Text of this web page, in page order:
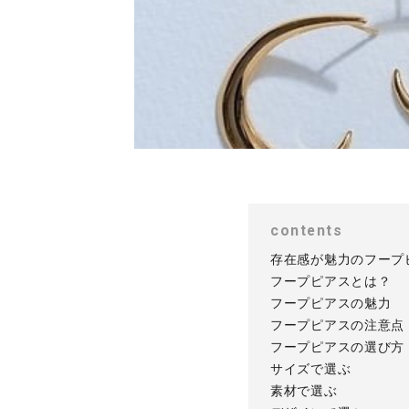
contents
存在感が魅力のフープ
フープピアスとは？
フープピアスの魅力
フープピアスの注意点
フープピアスの選び方
サイズで選ぶ
素材で選ぶ